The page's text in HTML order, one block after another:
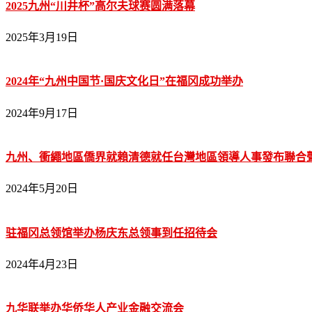
2025九州“川井杯”高尔夫球赛圆满落幕
2025年3月19日
2024年“九州中国节·国庆文化日”在福冈成功举办
2024年9月17日
九州、衝繩地區僑界就賴清德就任台灣地區領導人事發布聯合
2024年5月20日
驻福冈总领馆举办杨庆东总领事到任招待会
2024年4月23日
九华联举办华侨华人产业金融交流会